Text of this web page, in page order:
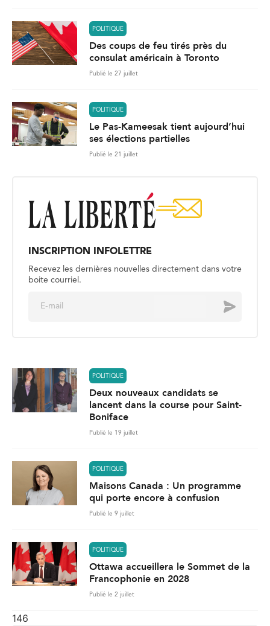
POLITIQUE
Des coups de feu tirés près du
consulat américain à Toronto
Publié le 27 juillet
POLITIQUE
Le Pas-Kameesak tient aujourd’hui
ses élections partielles
Publié le 21 juillet
INSCRIPTION INFOLETTRE
Recevez les dernières nouvelles directement dans votre
boite courriel.
Envoyer
POLITIQUE
Deux nouveaux candidats se
lancent dans la course pour Saint-
Boniface
Publié le 19 juillet
POLITIQUE
Maisons Canada : Un programme
qui porte encore à confusion
Publié le 9 juillet
POLITIQUE
Ottawa accueillera le Sommet de la
Francophonie en 2028
Publié le 2 juillet
146